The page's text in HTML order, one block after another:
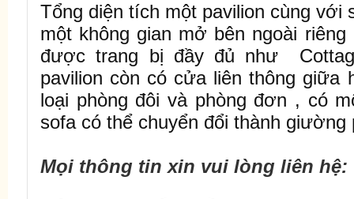
Tổng diện tích một pavilion cùng với
một không gian mở bên ngoài
được trang bị đầy đủ như
pavilion còn có cửa liên thông giữa
loại phòng đôi và phòng đơn , có
sofa có thể chuyển đổi thành giường
Mọi thông tin xin vui lòng liên hệ: